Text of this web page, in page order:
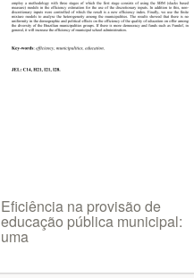
Eficiência na provisão de
educação pública municipal:
uma